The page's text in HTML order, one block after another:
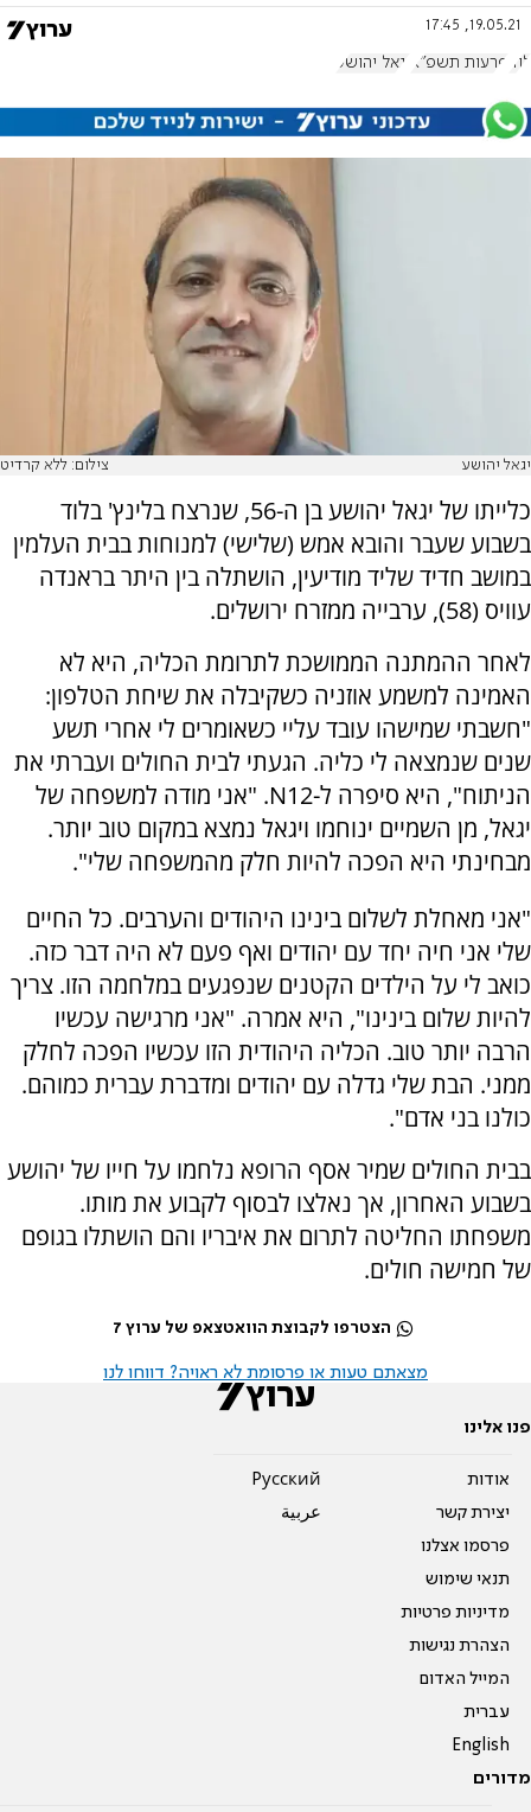
19.05.21, 17:45
לוד פרעות תשפ"א יגאל יהושע
יגאל יהושע צילום: ללא קרדיט
כלייתו של יגאל יהושע בן ה-56, שנרצח בלינץ' בלוד
בשבוע שעבר והובא אמש (שלישי) למנוחות בבית העלמין
במושב חדיד שליד מודיעין, הושתלה בין היתר בראנדה
עוויס (58), ערבייה ממזרח ירושלים.
לאחר ההמתנה הממושכת לתרומת הכליה, היא לא
האמינה למשמע אוזניה כשקיבלה את שיחת הטלפון:
"חשבתי שמישהו עובד עליי כשאומרים לי אחרי תשע
שנים שנמצאה לי כליה. הגעתי לבית החולים ועברתי את
הניתוח", היא סיפרה ל-N12. "אני מודה למשפחה של
יגאל, מן השמיים ינוחמו ויגאל נמצא במקום טוב יותר.
מבחינתי היא הפכה להיות חלק מהמשפחה שלי".
"אני מאחלת לשלום בינינו היהודים והערבים. כל החיים
שלי אני חיה יחד עם יהודים ואף פעם לא היה דבר כזה.
כואב לי על הילדים הקטנים שנפגעים במלחמה הזו. צריך
להיות שלום בינינו", היא אמרה. "אני מרגישה עכשיו
הרבה יותר טוב. הכליה היהודית הזו עכשיו הפכה לחלק
ממני. הבת שלי גדלה עם יהודים ומדברת עברית כמוהם.
כולנו בני אדם".
בבית החולים שמיר אסף הרופא נלחמו על חייו של יהושע
בשבוע האחרון, אך נאלצו לבסוף לקבוע את מותו.
משפחתו החליטה לתרום את איבריו והם הושתלו בגופם
של חמישה חולים.
הצטרפו לקבוצת הוואטצאפ של ערוץ 7
מצאתם טעות או פרסומת לא ראויה? דווחו לנו
פנו אלינו
אודות
יצירת קשר
פרסמו אצלנו
תנאי שימוש
מדיניות פרטיות
הצהרת נגישות
המייל האדום
עברית
English
Pусский
عربية
מדורים